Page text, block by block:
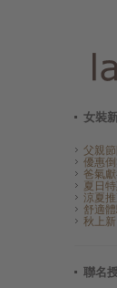
女裝
父親
優惠
爸氣
夏日
涼夏
舒適
秋上
聯名